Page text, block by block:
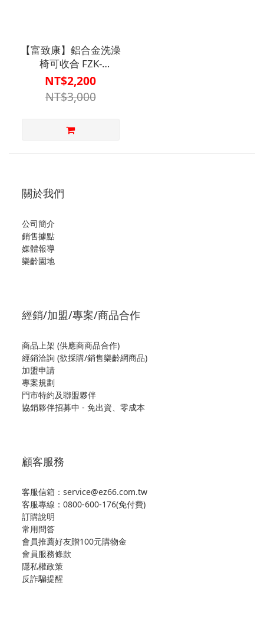
【富致康】鋁合金洗澡
椅可收合 FZK-
185【R1BT6423BLU0000】
NT$2,200
NT$3,000
關於我們
公司簡介
銷售據點
媒體報導
樂齡園地
經銷/加盟/專案/商品合作
商品上架 (供應商商品合作)
經銷洽詢 (欲採購/銷售樂齡網商品)
加盟申請
專案規劃
門市特約及聯盟夥伴
協銷夥伴招募中 - 免出資、零成本
顧客服務
客服信箱：service@ez66.com.tw
客服專線： 0800-600-176(免付費)
訂購說明
常用問答
會員推薦好友贈100元購物金
會員服務條款
隱私權政策
反詐騙提醒